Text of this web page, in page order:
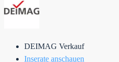
DEIMAG Verkauf
Inserate anschauen